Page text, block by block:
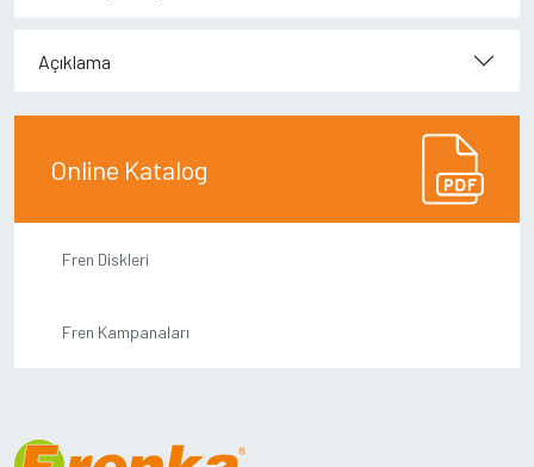
Açıklama
Online Katalog
Fren Diskleri
Fren Kampanaları